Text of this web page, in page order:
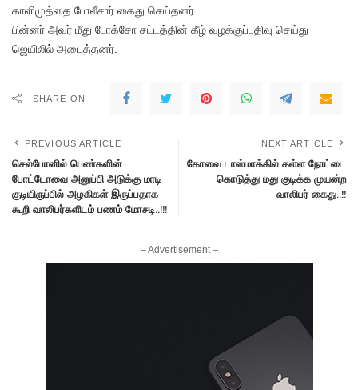
காளிமுத்தை போலீசார் கைது செய்தனர்.
பின்னர் அவர் மீது போக்சோ சட்டத்தின் கீழ் வழக்குப்பதிவு செய்து
ஜெயிலில் அடைத்தனர்.
SHARE ON
PREVIOUS ARTICLE
செல்போனில் பெண்களின்
போட்டோவை அனுப்பி அடுக்கு மாடி
குடியிருப்பில் அழகிகள் இருப்பதாக
கூறி வாலிபர்களிடம் பணம் மோசடி..!!!
NEXT ARTICLE
கோவை டாஸ்மாக்கில் கள்ள நோட்டை
கொடுத்து மது குடிக்க முயன்ற
வாலிபர் கைது..!!
– Advertisement –